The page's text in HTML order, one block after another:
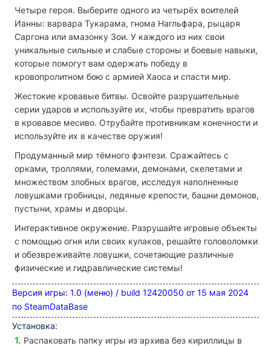
Четыре героя. Выберите одного из четырёх воителей
Ианны: варвара Тукарама, гнома Нагльфара, рыцаря
Саргона или амазонку Зои. У каждого из них свои
уникальные сильные и слабые стороны и боевые навыки,
которые помогут вам одержать победу в
кровопролитном бою с армией Хаоса и спасти мир.
Жестокие кровавые битвы. Освойте разрушительные
серии ударов и используйте их, чтобы превратить врагов
в кровавое месиво. Отрубайте противникам конечности и
используйте их в качестве оружия!
Продуманный мир тёмного фэнтези. Сражайтесь с
орками, троллями, големами, демонами, скелетами и
множеством злобных врагов, исследуя наполненные
ловушками гробницы, ледяные крепости, башни демонов,
пустыни, храмы и дворцы.
Интерактивное окружение. Разрушайте игровые объекты
с помощью огня или своих кулаков, решайте головоломки
и обезвреживайте ловушки, сочетающие различные
физические и гидравлические системы!
Версия игры: 1.0 (меню) / build 12420050 от 15 мая 2024
по SteamDataBase
Установка:
Распаковать папку игры из архива без кириллицы в